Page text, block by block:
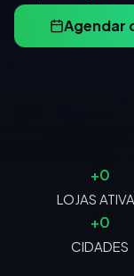
Agendar
LOJAS
+0
CIDADES
+0